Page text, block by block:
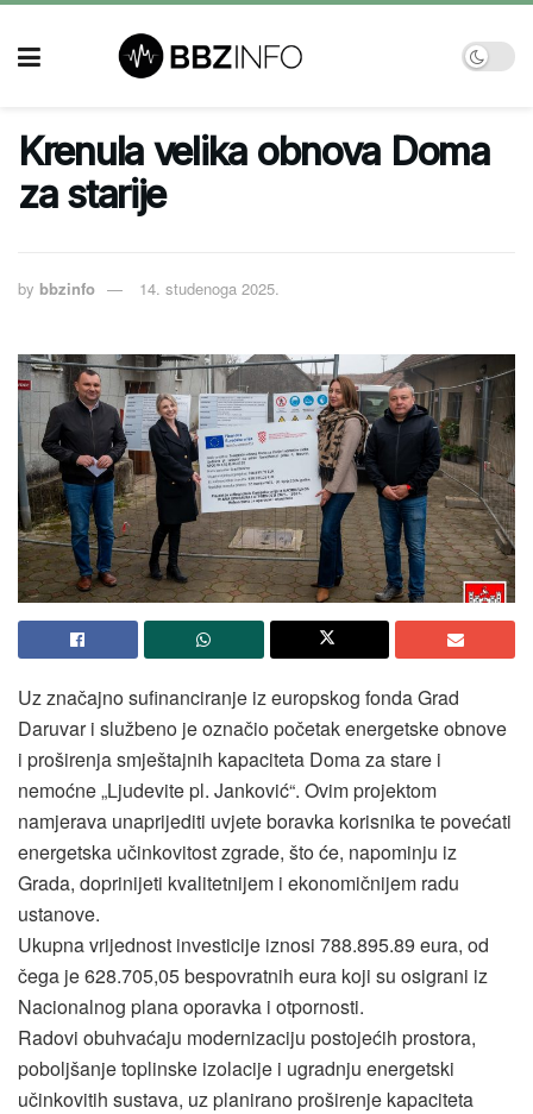
Krenula velika obnova Doma
za starije
by bbzinfo 14. studenoga 2025.
Uz značajno sufinanciranje iz europskog fonda Grad
Daruvar i službeno je označio početak energetske obnove
i proširenja smještajnih kapaciteta Doma za stare i
nemoćne „Ljudevite pl. Janković“. Ovim projektom
namjerava unaprijediti uvjete boravka korisnika te povećati
energetska učinkovitost zgrade, što će, napominju iz
Grada, doprinijeti kvalitetnijem i ekonomičnijem radu
ustanove.
Ukupna vrijednost investicije iznosi 788.895.89 eura, od
čega je 628.705,05 bespovratnih eura koji su osigrani iz
Nacionalnog plana oporavka i otpornosti.
Radovi obuhvaćaju modernizaciju postojećih prostora,
poboljšanje toplinske izolacije i ugradnju energetski
učinkovitih sustava, uz planirano proširenje kapaciteta